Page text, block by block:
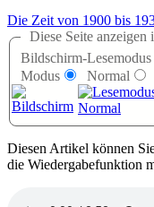
Die Zeit von 1900 bis
Diese Seite
Bildschirm-
Modus
Lesemodus
Normal
Diesen Artikel können
die Wiedergabefunktion